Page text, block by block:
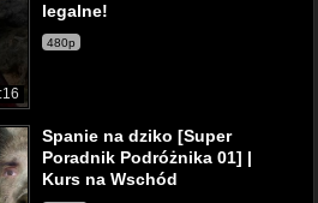
legalne!
480p
Spanie na dziko [Super
Poradnik Podróżnika 01] |
Kurs na Wschód